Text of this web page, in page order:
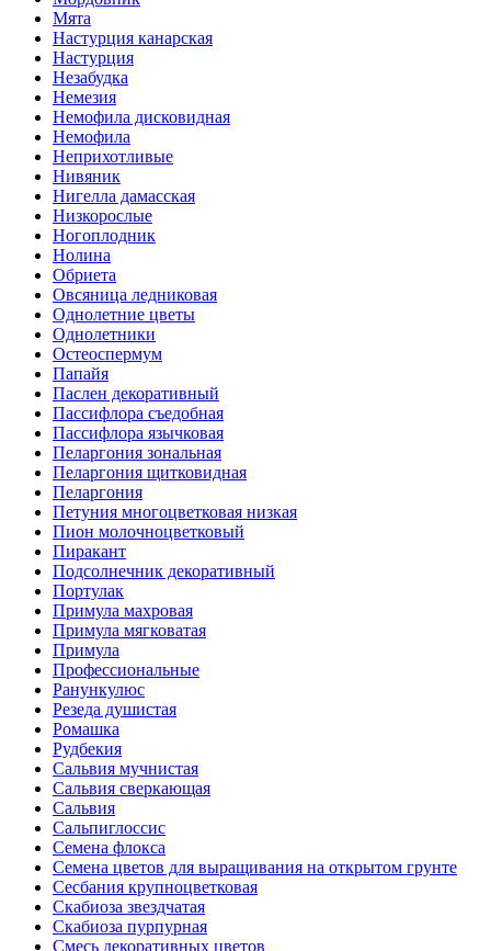
Мята
Настурция канарская
Настурция
Незабудка
Немезия
Немофила дисковидная
Немофила
Неприхотливые
Нивяник
Нигелла дамасская
Низкорослые
Ногоплодник
Нолина
Обриета
Овсяница ледниковая
Однолетние цветы
Однолетники
Остеоспермум
Папайя
Паслен декоративный
Пассифлора съедобная
Пассифлора язычковая
Пеларгония зональная
Пеларгония щитковидная
Пеларгония
Петуния многоцветковая низкая
Пион молочноцветковый
Пиракант
Подсолнечник декоративный
Портулак
Примула махровая
Примула мягковатая
Примула
Профессиональные
Ранункулюс
Резеда душистая
Ромашка
Рудбекия
Сальвия мучнистая
Сальвия сверкающая
Сальвия
Сальпиглоссис
Семена флокса
Семена цветов для выращивания на открытом грунте
Сесбания крупноцветковая
Скабиоза звездчатая
Скабиоза пурпурная
Смесь декоративных цветов